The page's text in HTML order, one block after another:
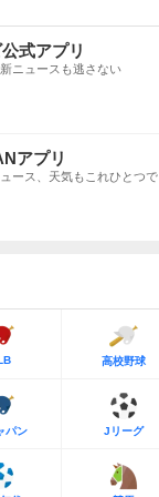
式アプリ
ニュースも逃さない
アプリ
ース、天気もこれひとつで
高校野球
パン Jリーグ